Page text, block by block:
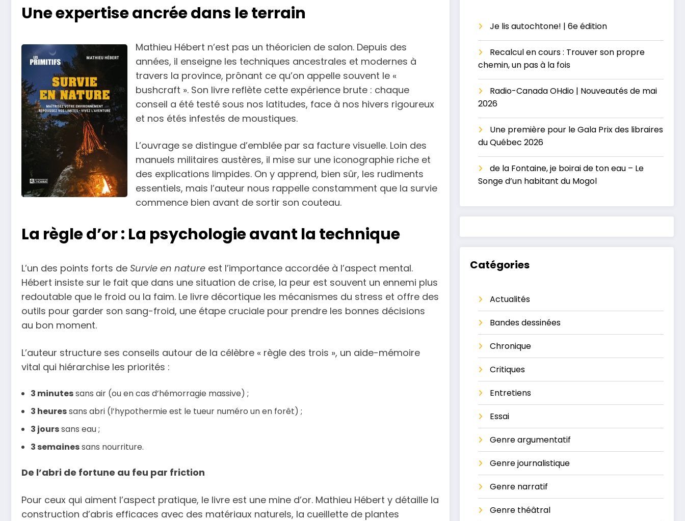
Une expertise ancrée dans le terrain
Mathieu Hébert n’est pas un théoricien de salon. Depuis des
années, il enseigne les techniques ancestrales et modernes à
travers la province, prônant ce qu’on appelle souvent le «
bushcraft ». Son livre reflète cette expérience brute : chaque
conseil a été testé sous nos latitudes, face à nos hivers rigoureux
et nos étés infestés de moustiques.
L’ouvrage se distingue d’emblée par sa facture visuelle. Loin des
manuels militaires austères, il mise sur une iconographie riche et
des explications limpides. On y apprend, bien sûr, les rudiments
essentiels, mais l’auteur nous rappelle constamment que la survie
commence bien avant de sortir son couteau.
La règle d’or : La psychologie avant la technique
L’un des points forts de Survie en nature est l’importance accordée à l’aspect mental.
Hébert insiste sur le fait que dans une situation de crise, la peur est souvent un ennemi plus
redoutable que le froid ou la faim. Le livre décortique les mécanismes du stress et offre des
outils pour garder son sang-froid, une étape cruciale pour prendre les bonnes décisions
au bon moment.
L’auteur structure ses conseils autour de la célèbre « règle des trois », un aide-mémoire
vital qui hiérarchise les priorités :
3 minutessans air (ou en cas d’hémorragie massive) ;
3 heuressans abri (l’hypothermie est le tueur numéro un en forêt) ;
3 jourssans eau ;
3 semainessans nourriture.
De l’abri de fortune au feu par friction
Pour ceux qui aiment l’aspect pratique, le livre est une mine d’or. Mathieu Hébert y détaille la
construction d’abris efficaces avec des matériaux naturels, la cueillette de plantes
Je lis autochtone! | 6e édition
Recalcul en cours : Trouver son propre
chemin, un pas à la fois
Radio-Canada OHdio | Nouveautés de mai
2026
Une première pour le Gala Prix des libraires
du Québec 2026
de la Fontaine, je boirai de ton eau – Le
Songe d’un habitant du Mogol
Catégories
Actualités
Bandes dessinées
Chronique
Critiques
Entretiens
Essai
Genre argumentatif
Genre journalistique
Genre narratif
Genre théâtral